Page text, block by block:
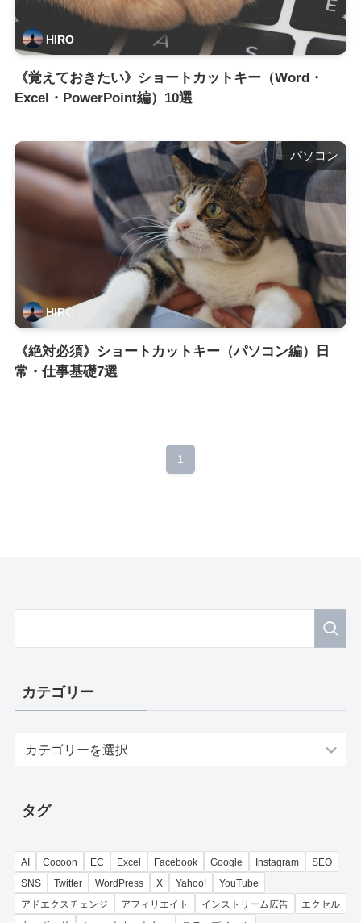
HIRO
《覚えておきたい》ショートカットキー（Word・
Excel・PowerPoint編）10選
パソコン
HIRO
《絶対必須》ショートカットキー（パソコン編）日
常・仕事基礎7選
1
カテゴリー
ー
タグ
AI Cocoon EC Excel Facebook Google Instagram
SEO
SNS
Twitter WordPress X Yahoo!
YouTube
アドエクスチェンジ
アフィリエイト インストリーム広告
エクセル